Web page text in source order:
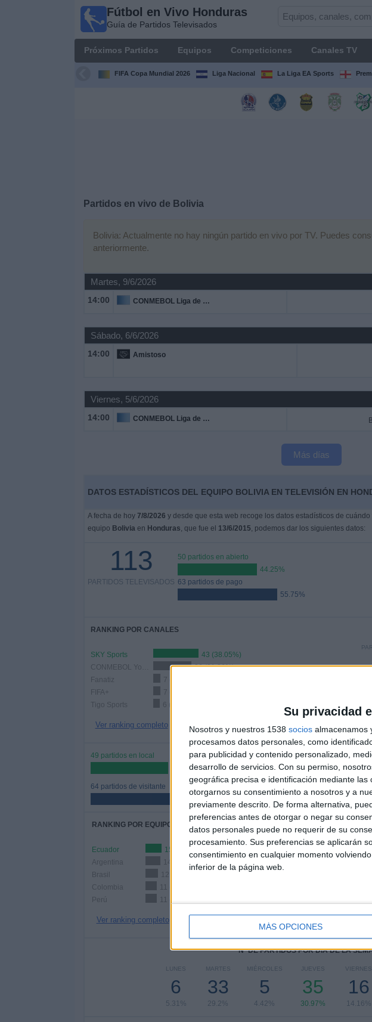
Su privacidad
Nosotros y nuestros 1538 socios almacenamos
procesamos datos personales, como
para publicidad y contenido personalizado,
desarrollo de servicios. Con su permiso,
geográfica precisa e identificación mediante
otorgarnos su consentimiento a nosotros y a
previamente descrito. De forma alternativa,
preferencias antes de otorgar o negar su
datos personales puede no requerir de su
procesamiento. Sus preferencias se aplicarán
consentimiento en cualquier momento
inferior de la página web.
MÁS OPCIONES
Fútbol en Vivo Honduras
Guía de Partidos Televisados
Próximos Partidos Equipos Competiciones Canales TV
FIFA Copa Mundial 2026 Liga Nacional La Liga EA Sports
Partidos en vivo de Bolivia
Bolivia: Actualmente no hay ningún partido en vivo por TV. Puedes
anteriormente.
Martes, 9/6/2026
14:00 CONMEBOL Liga de Naciones Femenina
Sábado, 6/6/2026
14:00 Amistoso
Viernes, 5/6/2026
14:00 CONMEBOL Liga de Naciones Femenina
Más días
DATOS ESTADÍSTICOS DEL EQUIPO BOLIVIA EN TELEVISIÓN EN
A fecha de hoy 7/8/2026 y desde que esta web recoge los datos estadísticos de
equipo Boliviaen Honduras, que fue el 13/6/2015, podemos dar los siguientes datos:
113
PARTIDOS TELEVISADOS
50 partidos en abierto
44.25%
63 partidos de pago
55.75%
RANKING POR CANALES
SKY Sports
43 (38.05%)
36 (31.86%)
Fanatiz
7 (6.19%)
FIFA+
7 (6.19%)
Tigo Sports
6 (5.31%)
Ver ranking completo
49 partidos en local
43.36%
64 partidos de visitante
56.64%
RANKING POR EQUIPOS
Ecuador
15 (13.27%)
Argentina
14 (12.39%)
Brasil
12 (10.62%)
Colombia
Perú
Ver ranking completo
RANKING POR
FIFA Copa Mundial 2026
Nº DE PARTIDOS POR DÍA DE LA
LUNES
6
5.31%
MARTES
33
29.2%
MIÉRCOLES
5
4.42%
JUEVES
35
30.97%
VIERNES
16
14.16%
Fútbol en
Honduras